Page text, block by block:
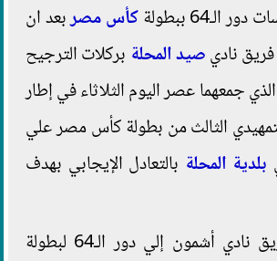
ببطولة
كأس مصربعد ان
ناديصيد المحلة بركلات الترجيح
جمعهما عصر اليوم الثلاثاء في إطار
الثالث من بطولة كأس مصر علي
بلدية المحلة بالتعادل الإيجابي بهدف
ويعد صعود فريق نادي أشمون إلي دور الـ64 لبطولة